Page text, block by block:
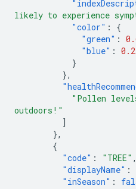
likely to experience
"color" :
{
"green" :
"blue" :
}
},
"Pollen
outdoors!"
]
},
{
"code" : "TREE" ,
"displayName" :
"inSeason" :